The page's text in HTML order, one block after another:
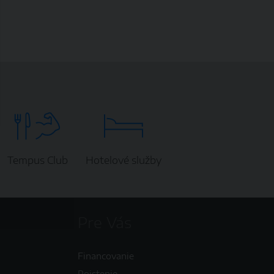
Tempus Club Hotelové služby
Financovanie